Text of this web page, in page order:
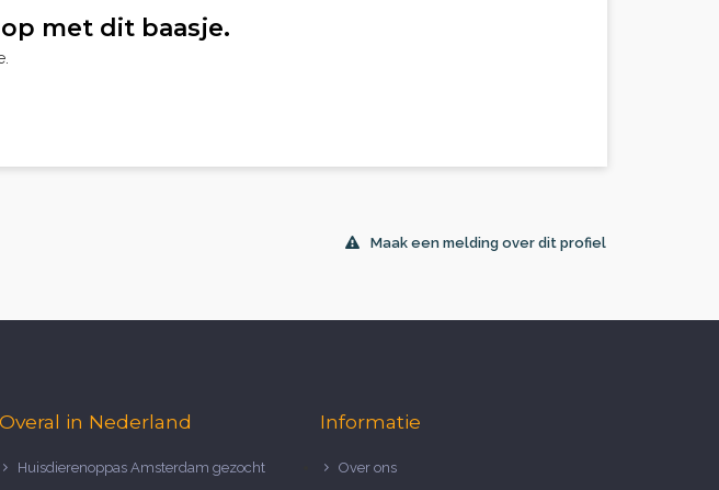
met dit baasje.
Maak een melding over dit profiel
Overal in Nederland
Huisdierenoppas Amsterdam gezocht
Informatie
Over ons